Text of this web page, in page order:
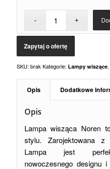
SKU: brak Kategorie: Lampy wiszące,
Opis Dodatkowe
Opis
Lampa wisząca Noren
stylu. Zarojektowana z
Lampa jest
nowoczesnego designu